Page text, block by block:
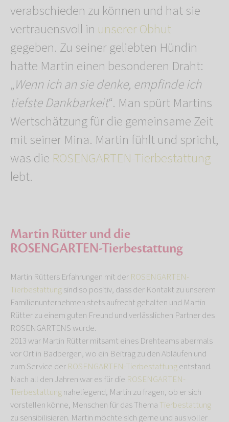
verabschieden zu können und hat sie
vertrauensvoll in unserer Obhut
gegeben. Zu seiner geliebten Hündin
hatte Martin einen besonderen Draht:
„Wenn ich an sie denke, empfinde ich
tiefste Dankbarkeit“. Man spürt Martins
Wertschätzung für die gemeinsame Zeit
mit seiner Mina. Martin fühlt und spricht,
was die ROSENGARTEN-Tierbestattung
lebt.
Martin Rütter und die
ROSENGARTEN-Tierbestattung
Martin Rütters Erfahrungen mit der ROSENGARTEN-
Tierbestattungsind so positiv, dass der Kontakt zu unserem
Familienunternehmen stets aufrecht gehalten und Martin
Rütter zu einem guten Freund und verlässlichen Partner des
ROSENGARTENS wurde.
2013 war Martin Rütter mitsamt eines Drehteams abermals
vor Ort in Badbergen, wo ein Beitrag zu den Abläufen und
zum Service der ROSENGARTEN-Tierbestattungentstand.
Nach all den Jahren war es für die ROSENGARTEN-
Tierbestattungnaheliegend, Martin zu fragen, ob er sich
vorstellen könne, Menschen für das Thema Tierbestattung
zu sensibilisieren. Martin möchte sich gerne und aus voller